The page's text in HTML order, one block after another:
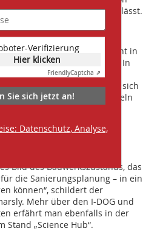
auf den eigenen Standort zulässt.
Köhl-brandbrücke dient in
Projekt als Referenzobjekt. In
genommenen, als
Monumentalbauwerk sollen sich
DOGs bewegen. Sie sammeln
solche, die von
festverbauten Sensoren
sind Roboterflotten, die
Durch die Fusion der
geringem
Bild des Bauwerkszustands, das
die Sanierungsplanung – in ein
können“, schildert der
Mehr über den I-DOG und
erfährt man ebenfalls in der
Stand „Science Hub“.
Verifizierung
Hier klicken
FriendlyCaptcha ⇗
Sie sich jetzt an!
Datenschutz, Analyse,